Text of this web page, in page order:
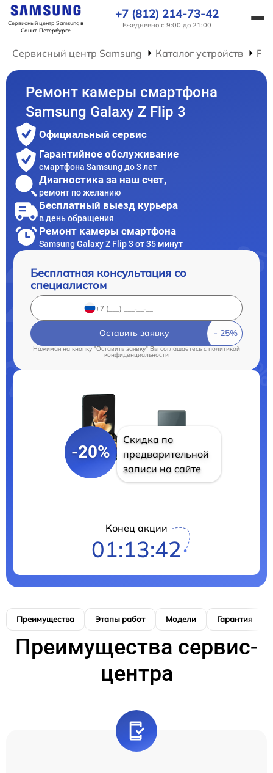
Сервисный центр Samsungв
Санкт-Петербурге
+7 (812) 214-73-42
Ежедневно с 9:00 до 21:00
Сервисный центр Samsung Каталог устройств
Ремонт камеры смартфона
Samsung Galaxy Z Flip 3
Официальный сервис
Гарантийное обслуживание
смартфона Samsung до 3 лет
Диагностика за наш счет,
ремонт по желанию
Бесплатный выезд курьера
в день обращения
Ремонт камеры смартфона
Samsung Galaxy Z Flip 3 от 35 минут
Бесплатная консультация со
специалистом
Оставить заявку
Нажимая на кнопку "Оставить заявку" Вы соглашаетесь c политикой
конфиденциальности
-20%
Скидка по
предварительной
записи на сайте
Конец акции
01:13:41
Преимущества Этапы работ Модели Гарантия
Преимущества сервис-
центра